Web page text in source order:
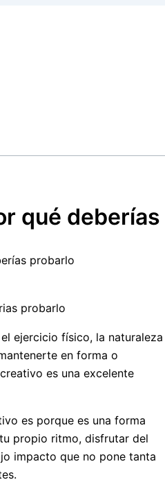
qué deberías
probarlo
ejercicio físico, la naturaleza
en forma o
es una excelente
es porque es una forma
propio ritmo, disfrutar del
impacto que no pone tanta